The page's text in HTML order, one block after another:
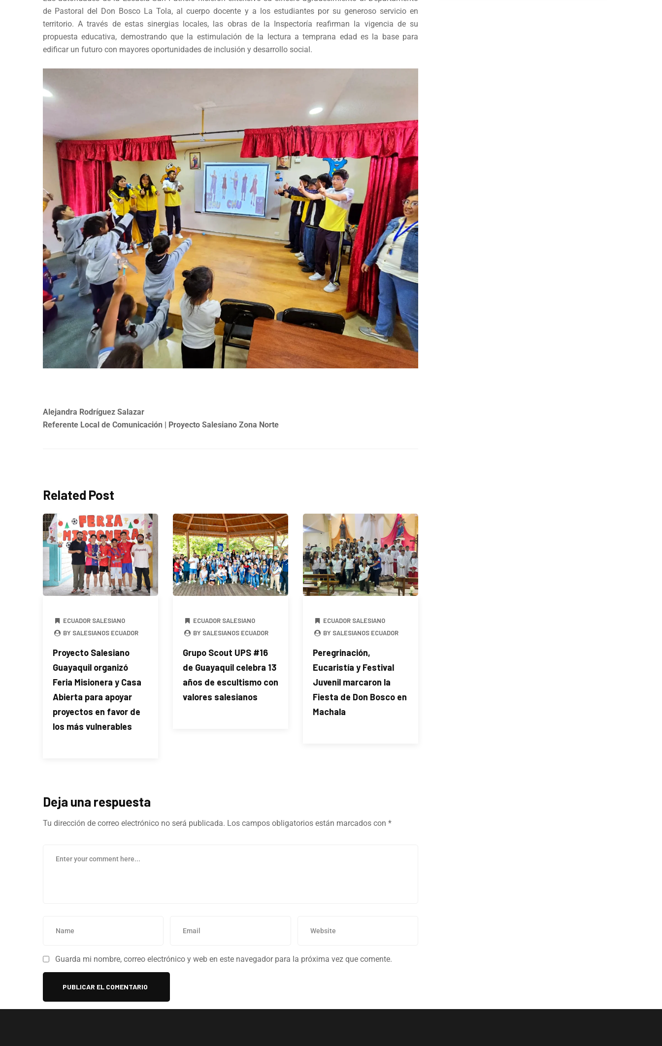
de Pastoral del Don Bosco La Tola, al cuerpo docente y a los estudiantes por su generoso servicio en
territorio. A través de estas sinergias locales, las obras de la Inspectoría reafirman la vigencia de su
propuesta educativa, demostrando que la estimulación de la lectura a temprana edad es la base para
edificar un futuro con mayores oportunidades de inclusión y desarrollo social.
Alejandra Rodríguez Salazar
Referente Local de Comunicación | Proyecto Salesiano Zona Norte
Related Post
ECUADOR SALESIANO
BY SALESIANOS ECUADOR
Proyecto Salesiano
Guayaquil organizó
Feria Misionera y Casa
Abierta para apoyar
proyectos en favor de
los más vulnerables
ECUADOR SALESIANO
BY SALESIANOS ECUADOR
Grupo Scout UPS #16
de Guayaquil celebra 13
años de escultismo con
valores salesianos
ECUADOR SALESIANO
BY SALESIANOS ECUADOR
Peregrinación,
Eucaristía y Festival
Juvenil marcaron la
Fiesta de Don Bosco en
Machala
Deja una respuesta
Tu dirección de correo electrónico no será publicada. Los campos obligatorios están marcados con *
Guarda mi nombre, correo electrónico y web en este navegador para la próxima vez que comente.